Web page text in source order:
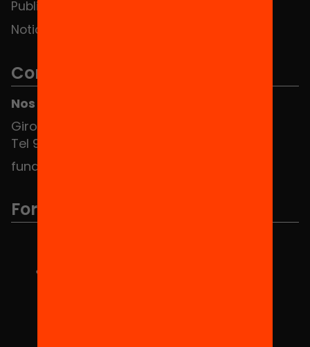
Publicaciones y vídeos
Noticias
Contacto
Nos puedes encontrar en el HUB Social
Girona 34, interior 08010 Barcelona
Tel 934 588 700
fundacio@equitat.org
Formamos parte de...